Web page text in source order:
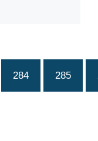
284 285